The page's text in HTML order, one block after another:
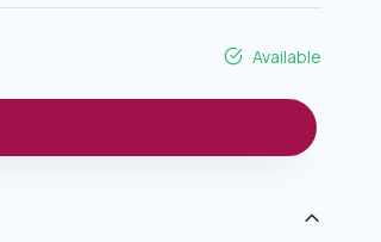
Available